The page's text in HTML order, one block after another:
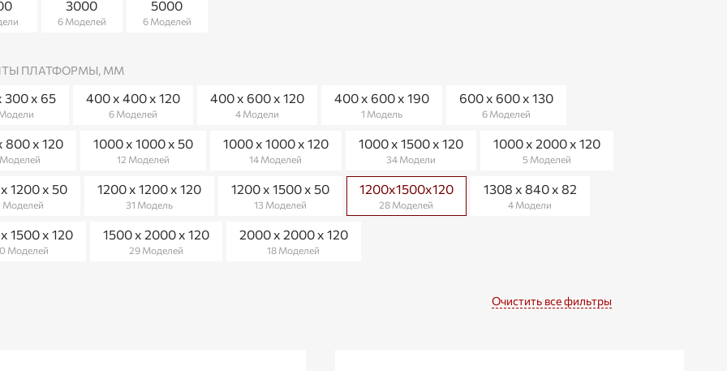
3000
6 Моделей
5000
6 Моделей
ПЛАТФОРМЫ, ММ
300 х 65 400 x 400 x 120
6 Моделей
400 x 600 x 120
4 Модели
400 х 600 х 190
1 Модель
600 x 600 x 130
6 Моделей
800 х 120 1000 х 1000 х 50
12 Моделей
1000 х 1000 х 120
14 Моделей
1000 х 1500 х 120
34 Модели
1000 х 2000 х 120
5 Моделей
1200 х 50
Моделей
1200 х 1200 х 120
31 Модель
1200 х 1500 х 50
13 Моделей
1200х1500х120
28 Моделей
1308 х 840 х 82
4 Модели
1500 х 120
Моделей
1500 х 2000 х 120
29 Моделей
2000 х 2000 х 120
18 Моделей
Очистить все фильтры